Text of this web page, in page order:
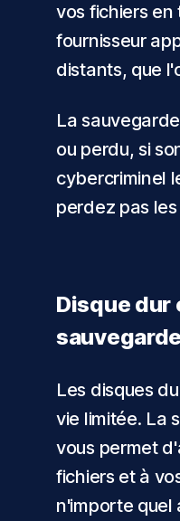
vos fichiers
fournisseur
distants, que
La
ou perdu, si
cybercriminel
perdez pas
Disque dur
Les disques
vie limitée. La
vous permet
fichiers et à
n'importe quel